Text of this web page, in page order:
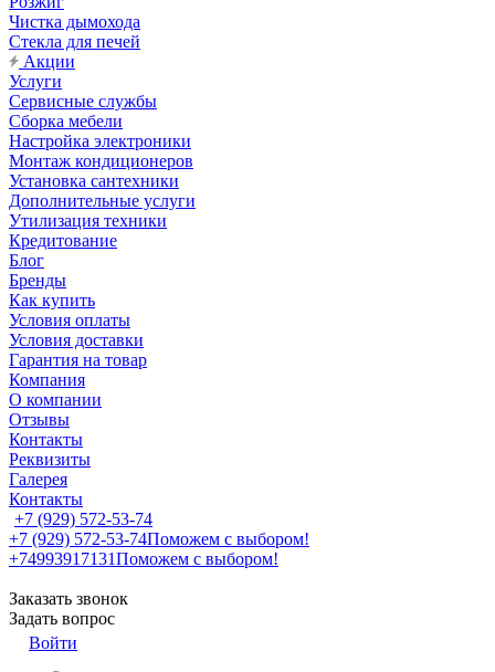
Чистка дымохода
Стекла для печей
Акции
Услуги
Сервисные службы
Сборка мебели
Настройка электроники
Монтаж кондиционеров
Установка сантехники
Дополнительные услуги
Утилизация техники
Кредитование
Блог
Бренды
Как купить
Условия оплаты
Условия доставки
Гарантия на товар
Компания
О компании
Отзывы
Контакты
Реквизиты
Галерея
Контакты
+7 (929) 572-53-74
+7 (929) 572-53-74Поможем с выбором!
+74993917131Поможем с выбором!
Заказать звонок
Задать вопрос
Войти